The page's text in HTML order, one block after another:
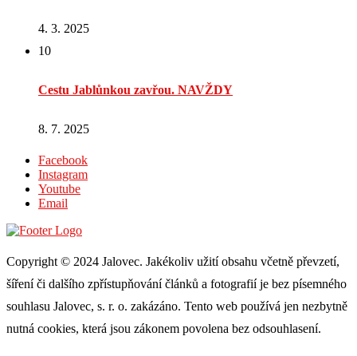
4. 3. 2025
10
Cestu Jablůnkou zavřou. NAVŽDY
8. 7. 2025
Facebook
Instagram
Youtube
Email
Copyright © 2024 Jalovec. Jakékoliv užití obsahu včetně převzetí,
šíření či dalšího zpřístupňování článků a fotografií je bez písemného
souhlasu Jalovec, s. r. o. zakázáno. Tento web používá jen nezbytně
nutná cookies, která jsou zákonem povolena bez odsouhlasení.